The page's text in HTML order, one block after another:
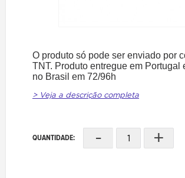
O produto só pode ser enviado por
TNT. Produto entregue em Portugal
no Brasil em 72/96h
> Veja a descrição completa
QUANTIDADE: - +